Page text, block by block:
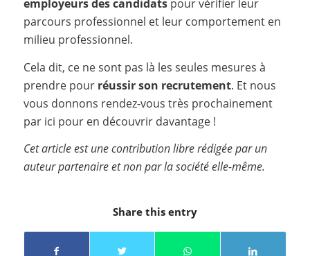
employeurs des candidatspour vérifier leur
parcours professionnel et leur comportement en
milieu professionnel.
Cela dit, ce ne sont pas là les seules mesures à
prendre pourréussir son recrutement. Et nous
vous donnons rendez-vous très prochainement
par ici pour en découvrir davantage !
Cet article est une contribution libre rédigée par un
auteur partenaire et non par la société elle-même.
Share this entry